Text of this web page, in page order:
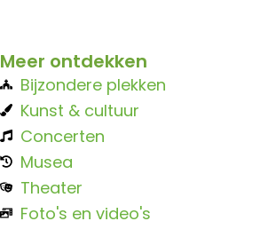
Meer ontdekken
Bijzondere plekken
Kunst & cultuur
Concerten
Musea
Theater
Foto's en video's